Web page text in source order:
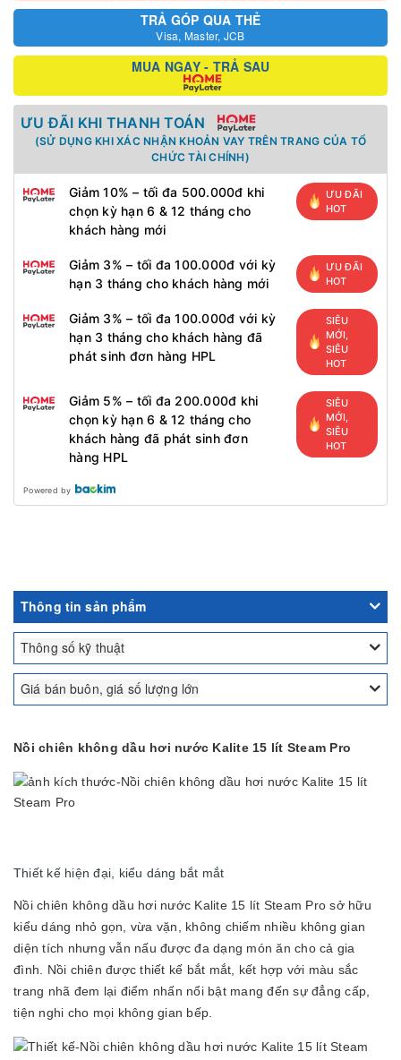
TRẢ GÓP QUA THẺ
Visa, Master, JCB
MUA NGAY - TRẢ SAU
ƯU ĐÃI KHI THANH TOÁN
(SỬ DỤNG KHI XÁC NHẬN KHOẢN VAY TRÊN TRANG CỦA TỔ
CHỨC TÀI CHÍNH)
Giảm 10% – tối đa 500.000đ khi
chọn kỳ hạn 6 & 12 tháng cho
khách hàng mới
ƯU ĐÃI
HOT
Giảm 3% – tối đa 100.000đ với kỳ
hạn 3 tháng cho khách hàng mới
ƯU ĐÃI
HOT
Giảm 3% – tối đa 100.000đ với kỳ
hạn 3 tháng cho khách hàng đã
phát sinh đơn hàng HPL
SIÊU
MỚI,
SIÊU
HOT
Giảm 5% – tối đa 200.000đ khi
chọn kỳ hạn 6 & 12 tháng cho
khách hàng đã phát sinh đơn
hàng HPL
SIÊU
MỚI,
SIÊU
HOT
Powered by
Thông tin sản phẩm
Thông số kỹ thuật
Giá bán buôn, giá số lượng lớn
Nồi chiên không dầu hơi nước Kalite 15 lít Steam Pro
Thiết kế hiện đại, kiểu dáng bắt mắt
Nồi chiên không dầu hơi nước Kalite 15 lít Steam Pro sở hữu
kiểu dáng nhỏ gọn, vừa vặn, không chiếm nhiều không gian
diện tích nhưng vẫn nấu được đa dạng món ăn cho cả gia
đình. Nồi chiên được thiết kế bắt mắt, kết hợp với màu sắc
trang nhã đem lại điểm nhấn nổi bật mang đến sự đẳng cấp,
tiện nghi cho mọi không gian bếp.